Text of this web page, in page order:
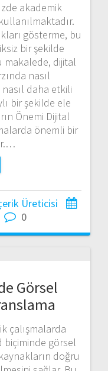
akademik
gösterme, bu
bir şekilde
makalede, dijital
nasıl
daha etkili
bir şekilde ele
Önemi Dijital
önemli bir
Üreticisi
0
Görsel
çalışmalarda
biçiminde görsel
doğru